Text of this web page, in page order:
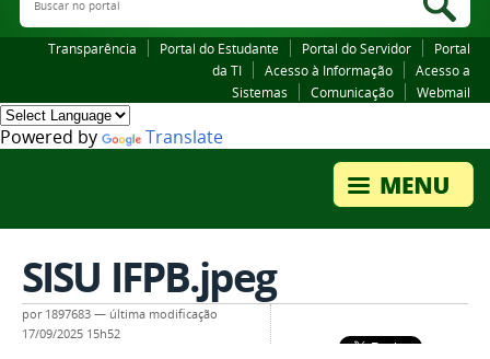
Transparência Portal do Estudante Portal do Servidor
Portal
da TI
Acesso à Informação
Acesso a
Sistemas
Comunicação Webmail
Powered by Translate
SISU IFPB.jpeg
por 1897683 — última modificação
17/09/2025 15h52